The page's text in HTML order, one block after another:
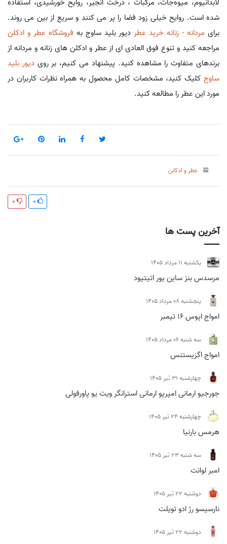
آخرین پست ها
يكشنبه 11 مرداد 1405
مرسدس بنز ساین یور اتیتیود
پنجشنبه 08 مرداد 1405
امواج اپوس 16 تیمبر
سه شنبه 06 مرداد 1405
امواج اگزیستنس
چهارشنبه 31 تیر 1405
جورجیو ارمانی امپریو ارمانی استرانگر ویت یو پاورفولی
چهارشنبه 24 تیر 1405
هرمس بارنیا
سه شنبه 23 تیر 1405
امبر لوانت
دوشنبه 22 تیر 1405
نارسیسو رژ ادو تویلت
دوشنبه 22 تیر 1405
شده است. روایح خیلی زود فضا را پر می کنند و سریع از بین می روند.
برای مردانه - زنانه خرید عطر دیور بلید ساوج به فروشگاه عطر و ادکلن
مراجعه کنید و تنوع فوق العادی ای از عطر و ادکلن های زنانه و مردانه از
برندهای متفاوت را مشاهده کنید. پیشنهاد می کنیم، بر رویدیور بلید
ساوج کلیک کنید، مشخصات کامل محصول به همراه نظرات کاربران در
مورد این عطر را مطالعه کنید.
عطر و ادکلن